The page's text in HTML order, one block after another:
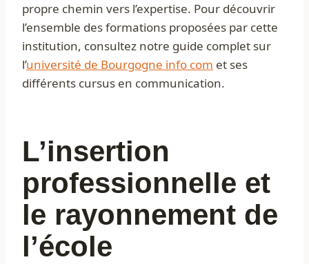
propre chemin vers l’expertise. Pour découvrir
l’ensemble des formations proposées par cette
institution, consultez notre guide complet sur
l’université de Bourgogne info com et ses
différents cursus en communication.
L’insertion
professionnelle et
le rayonnement de
l’école